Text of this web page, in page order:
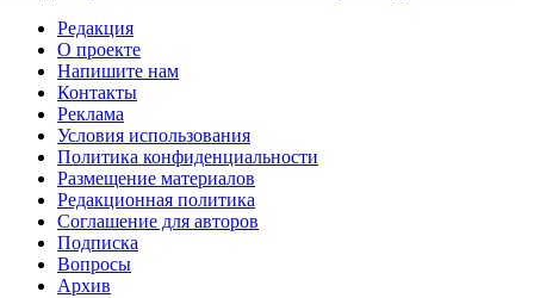
Редакция
О проекте
Напишите нам
Контакты
Реклама
Условия использования
Политика конфиденциальности
Размещение материалов
Редакционная политика
Соглашение для авторов
Подписка
Вопросы
Архив